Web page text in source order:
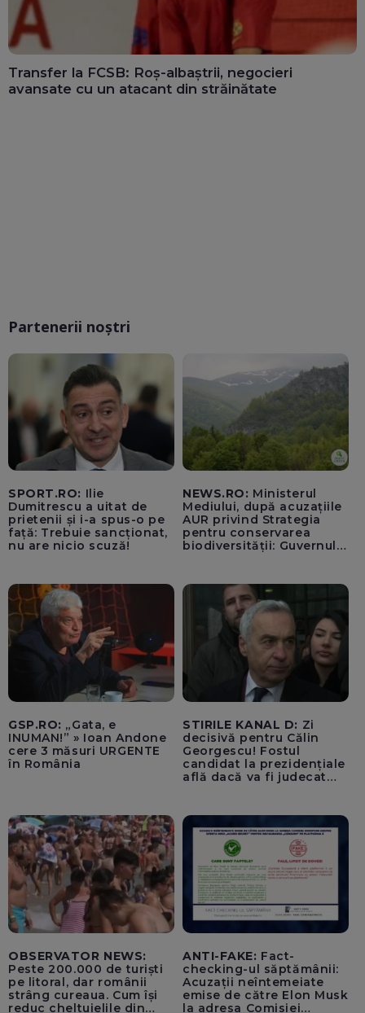
Transfer la FCSB: Roș-albaștrii, negocieri
avansate cu un atacant din străinătate
Partenerii noștri
SPORT.RO: Ilie
Dumitrescu a uitat de
prietenii și i-a spus-o pe
față: Trebuie sancționat,
nu are nicio scuză!
NEWS.RO: Ministerul
Mediului, după acuzațiile
AUR privind Strategia
pentru conservarea
biodiversității: Guvernul a
500.000 de lei/ Costul
total - 373.600 de lei a
acoperit întregul studiu
tehnic, structurat în opt
activită
GSP.RO: „Gata, e
INUMAN!” » Ioan Andone
cere 3 măsuri URGENTE
în România
STIRILE KANAL D: Zi
decisivă pentru Călin
Georgescu! Fostul
candidat la prezidențiale
află dacă va fi judecat
OBSERVATOR NEWS:
Peste 200.000 de turiști
pe litoral, dar românii
strâng cureaua. Cum își
reduc cheltuielile din
ANTI-FAKE: Fact-
checking-ul săptămânii:
Acuzații neîntemeiate
emise de către Elon Musk
la adresa Comisiei